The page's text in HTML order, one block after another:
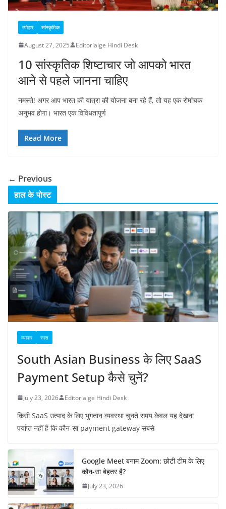
त्यौहार सांस्कृतिक
August 27, 2025 Editorialge Hindi Desk
10 सांस्कृतिक शिष्टाचार जो आपको भारत
आने से पहले जानना चाहिए
नमस्ते! अगर आप भारत की यात्रा की योजना बना रहे हैं, तो यह एक रोमांचक
अनुभव होगा। भारत एक विविधतापूर्ण
Read More
← Previous
हाल के पोस्ट
व्यापार सास
South Asian Business के लिए SaaS
Payment Setup कैसे चुनें?
July 23, 2026 Editorialge Hindi Desk
किसी SaaS उत्पाद के लिए भुगतान व्यवस्था चुनते समय केवल यह देखना
पर्याप्त नहीं है कि कौन-सा payment gateway सबसे
Google Meet बनाम Zoom: छोटी टीम के लिए
कौन-सा बेहतर है?
July 23, 2026